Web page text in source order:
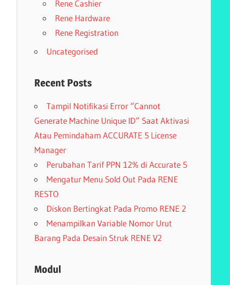
Rene Cashier
Rene Hardware
Rene Registration
Uncategorised
Recent Posts
Tampil Notifikasi Error “Cannot
Generate Machine Unique ID” Saat Aktivasi
Atau Pemindaham ACCURATE 5 License
Manager
Perubahan Tarif PPN 12% di Accurate 5
Mengatur Menu Sold Out Pada RENE
RESTO
Diskon Bertingkat Pada Promo RENE 2
Menampilkan Variable Nomor Urut
Barang Pada Desain Struk RENE V2
Modul